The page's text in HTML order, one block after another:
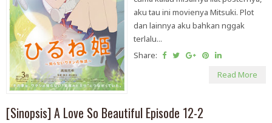
aku tau ini movienya Mitsuki. Plot
dan lainnya aku bahkan nggak
terlalu...
Share:
Read More
[Sinopsis] A Love So Beautiful Episode 12-2